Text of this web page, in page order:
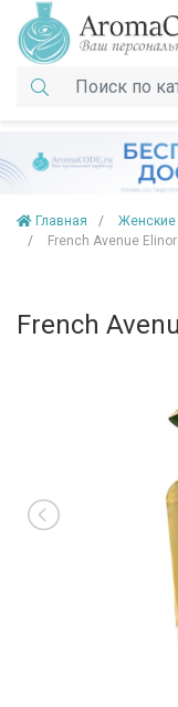
Главная Женские
French Avenue
French